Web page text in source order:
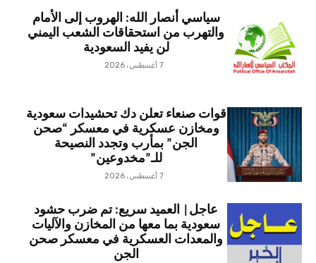
سياسي أنصار الله: الهروب إلى الأمام
والتهرب من استحقاقات الشعب اليمني
لن يفيد السعودية
7 أغسطس، 2026
قوات صنعاء تعلن دك تحشيدات سعودية
ومخازن عسكرية في معسكر “صحن
الجن” بمأرب وتجدد النصيحة
للـ”مخدوعين”
7 أغسطس، 2026
عاجل| العميد سريع: تم ضرب حشود
سعودية بما معها من المخازن والآليات
والمعدات العسكرية في معسكر صحن
الجن